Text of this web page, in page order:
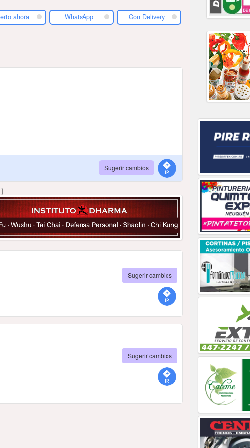
ahora WhatsApp Con Delivery
Sugerir cambios
Sugerir cambios
Sugerir cambios